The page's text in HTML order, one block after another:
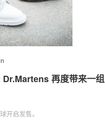
Dr.Martens 再度带来一组
开启发售。